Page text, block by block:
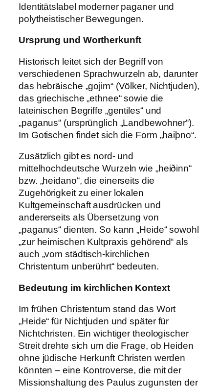
Identitätslabel moderner paganer und
polytheistischer Bewegungen.
Ursprung und Wortherkunft
Historisch leitet sich der Begriff von
verschiedenen Sprachwurzeln ab, darunter
das hebräische „gojim“ (Völker, Nichtjuden),
das griechische „ethnee“ sowie die
lateinischen Begriffe „gentiles“ und
„paganus“ (ursprünglich „Landbewohner“).
Im Gotischen findet sich die Form „haiþno“.
Zusätzlich gibt es nord- und
mittelhochdeutsche Wurzeln wie „heiðinn“
bzw. „heidano“, die einerseits die
Zugehörigkeit zu einer lokalen
Kultgemeinschaft ausdrücken und
andererseits als Übersetzung von
„paganus“ dienten. So kann „Heide“ sowohl
„zur heimischen Kultpraxis gehörend“ als
auch „vom städtisch-kirchlichen
Christentum unberührt“ bedeuten.
Bedeutung im kirchlichen Kontext
Im frühen Christentum stand das Wort
„Heide“ für Nichtjuden und später für
Nichtchristen. Ein wichtiger theologischer
Streit drehte sich um die Frage, ob Heiden
ohne jüdische Herkunft Christen werden
könnten – eine Kontroverse, die mit der
Missionshaltung des Paulus zugunsten der